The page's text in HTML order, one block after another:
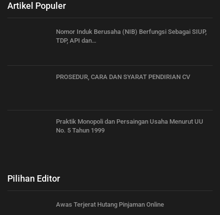
Artikel Populer
Nomor Induk Berusaha (NIB) Berfungsi Sebagai SIUP,
TDP, API dan…
PROSEDUR, CARA DAN SYARAT PENDIRIAN CV
Praktik Monopoli dan Persaingan Usaha Menurut UU
No. 5 Tahun 1999
Pilihan Editor
Awas Terjerat Hutang Pinjaman Online